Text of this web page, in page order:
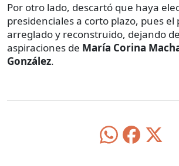
Por otro lado, descartó que haya
presidenciales a corto plazo, pues el
arreglado y reconstruido, dejando
aspiraciones de María Corina
González.